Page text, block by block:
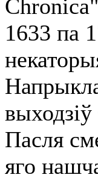
1633 па
Пасля
яго